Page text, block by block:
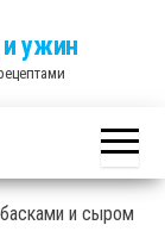
и ужин